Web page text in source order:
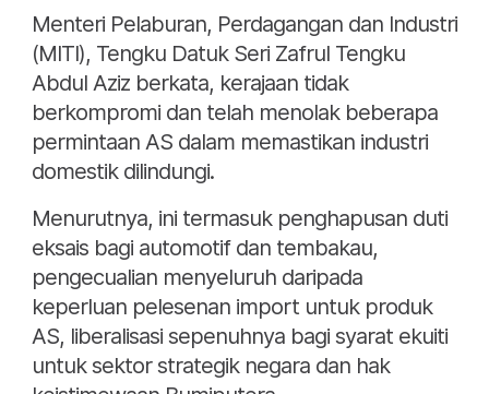
Menteri Pelaburan, Perdagangan dan Industri
(MITI), Tengku Datuk Seri Zafrul Tengku
Abdul Aziz berkata, kerajaan tidak
berkompromi dan telah menolak beberapa
permintaan AS dalam memastikan industri
domestik dilindungi.
Menurutnya, ini termasuk penghapusan duti
eksais bagi automotif dan tembakau,
pengecualian menyeluruh daripada
keperluan pelesenan import untuk produk
AS, liberalisasi sepenuhnya bagi syarat ekuiti
untuk sektor strategik negara dan hak